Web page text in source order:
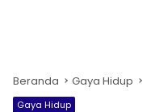
Beranda Gaya Hidup
Gaya Hidup